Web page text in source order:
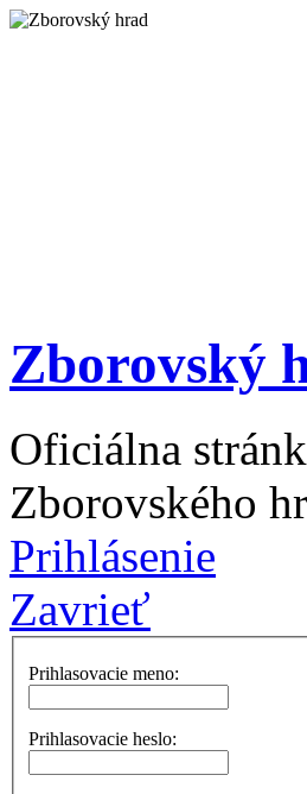
Zborovský
Oficiálna
Zborovského
Prihlásenie
Zavrieť
Prihlasovacie meno:
Prihlasovacie heslo: